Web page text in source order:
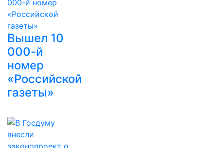
Вышел 10
000-й
номер
«Российской
газеты»